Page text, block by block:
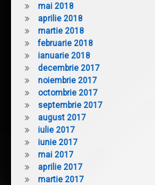
mai 2018
aprilie 2018
martie 2018
februarie 2018
ianuarie 2018
decembrie 2017
noiembrie 2017
octombrie 2017
septembrie 2017
august 2017
iulie 2017
iunie 2017
mai 2017
aprilie 2017
martie 2017